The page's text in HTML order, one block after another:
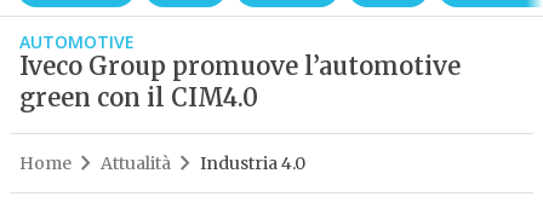
AUTOMOTIVE
Iveco Group promuove l’automotive
green con il CIM4.0
Home Attualità Industria 4.0